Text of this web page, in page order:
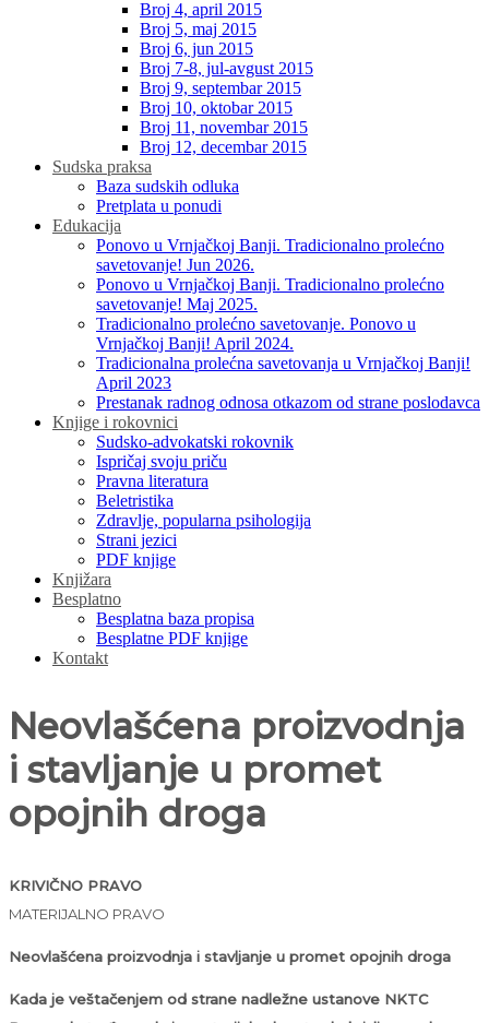
Broj 4, april 2015
Broj 5, maj 2015
Broj 6, jun 2015
Broj 7-8, jul-avgust 2015
Broj 9, septembar 2015
Broj 10, oktobar 2015
Broj 11, novembar 2015
Broj 12, decembar 2015
Sudska praksa
Baza sudskih odluka
Pretplata u ponudi
Edukacija
Ponovo u Vrnjačkoj Banji. Tradicionalno prolećno
savetovanje! Jun 2026.
Ponovo u Vrnjačkoj Banji. Tradicionalno prolećno
savetovanje! Maj 2025.
Tradicionalno prolećno savetovanje. Ponovo u
Vrnjačkoj Banji! April 2024.
Tradicionalna prolećna savetovanja u Vrnjačkoj Banji!
April 2023
Prestanak radnog odnosa otkazom od strane poslodavca
Knjige i rokovnici
Sudsko-advokatski rokovnik
Ispričaj svoju priču
Pravna literatura
Beletristika
Zdravlje, popularna psihologija
Strani jezici
PDF knjige
Knjižara
Besplatno
Besplatna baza propisa
Besplatne PDF knjige
Kontakt
Neovlašćena proizvodnja
i stavljanje u promet
opojnih droga
KRIVIČNO PRAVO
MATERIJALNO PRAVO
Neovlašćena proizvodnja i stavljanje u promet opojnih droga
Kada je veštačenjem od strane nadležne ustanove NKTC